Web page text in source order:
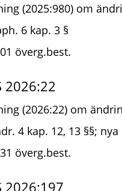
(2025:980) om
6 kap. 3 §
överg.best.
2026:22
(2026:22) om
4 kap. 12, 13 §§;
överg.best.
2026:197